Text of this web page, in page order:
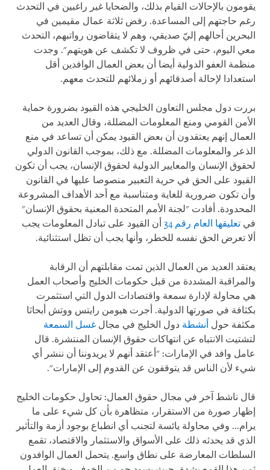
يقومون بالإحالات القيام بذلك، والضحايا غير راغبين في التحدث
رغم حاجتهم إلى المساعدة. رفض ثلاثة عمال مقيمين في
البحرين أحالهم إليّ صديقي، وهم لا يتقاضون رواتبهم، التحدث
معي اليوم، حتى في ظروف لا تكشف عن هويتهم". وجدت
منظمة العفو الدولية أيضا أن بعض العمال الوافدين أقل
استعدادا لإحالة أصدقائهم أو زملائهم للتحدث معهم.
بررت دول مجلس التعاون الخليجي هذه القيود بضرورة حماية
الأمن القومي ومنع المعلومات المضللة، وقال العديد من
العمال إنهم يعتقدون أن بعض القيود يمكن أن تساعد في منع
الذعر والمعلومات المضللة. مع ذلك، بموجب القانون الدولي
لحقوق الإنسان والمعايير الدولية لحقوق الإنسان، يجب أن تكون
القيود على الحق في حرية التعبير منصوصا عليها في القانون
وأن تكون ضرورية للغاية ومتناسبة مع أحد الأهداف المشروعة
المحدودة. أفادت "لجنة الأمم المتحدة المعنية بحقوق الإنسان"
في تعليقها العام رقم 34
أن القيود على تبادل المعلومات يجب
ألا تعرض الحق نفسه للخطر، وأنها يجب أن تظل استثنائية.
يعتقد العديد من العمال الذين تمت مقابلتهم أن الرقابة
والمراقبة المشددة من قبل حكومات الخليج وأصحاب العمل
هي محاولة لإدارة سمعة واقتصادات الدول التي استثمرت
بكثافة في صورتها الدولية. أجرت هيومن رايتس ووتش أبحاثا
مكثفة حول أنشطة دول الخليج في مجال غسل السمعة
لتشتيت الانتباه عن انتهاكات حقوق الإنسان المنتشرة. قال
عامل وافد في الإمارات: "أعتقد أنهم لا يريدوننا أن ننشر أي
شيء لأن الناس قد يتوقفون عن القدوم إلى الإمارات".
قال ناشط آخر في مجال حقوق العمال: تحاول حكومات الخليج
إظهار صورة من الاستقرار، متظاهرة بأن كل شيء على ما
يرام... وفي محاولة يائسة لتجنب أي انطباع بوجود أزمة والتأثير
الذي قد يحدثه ذلك على الأسواق والاستثمار والاقتصاد، تقمع
السلطات المعارضة على نطاق واسع. يتحمل العمال الوافدون